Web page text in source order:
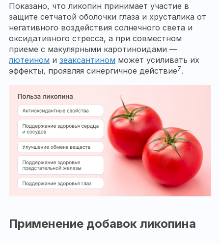
Показано, что ликопин принимает участие в
защите сетчатой оболочки глаза и хрусталика от
негативного воздействия солнечного света и
оксидативного стресса, а при совместном
приеме с макулярными каротиноидами —
лютеином и зеаксантином может усиливать их
эффекты, проявляя синергичное действие7.
Применение добавок ликопина